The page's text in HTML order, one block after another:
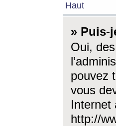
Haut
» Puis-
Oui,
pouvez
vous
Internet
http://